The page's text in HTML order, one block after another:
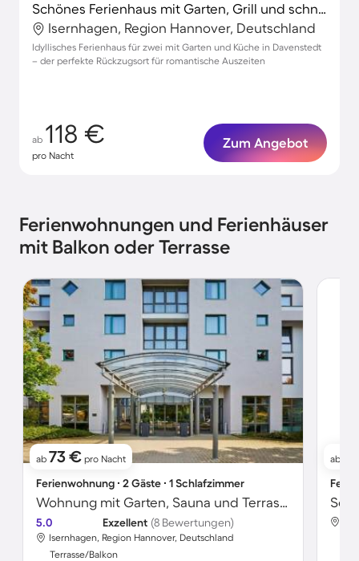
Schönes Ferienhaus mit Garten, Grill und schnellem Internet | Gartenblick | Ideal für Homeoffice
Isernhagen, Region Hannover, Deutschland
Idyllisches Ferienhaus für zwei mit Garten und Küche in Davenstedt
– der perfekte Rückzugsort für romantische Auszeiten
ab 118 €
pro Nacht
Zum Angebot
Ferienwohnungen und Ferienhäuser
mit Balkon oder Terrasse
ab 73 € pro Nacht
Ferienwohnung ∙ 2 Gäste ∙ 1 Schlafzimmer
Wohnung mit Garten, Sauna und Terrasse
5.0 Exzellent (8 Bewertungen)
Isernhagen, Region Hannover, Deutschland
Terrasse/Balkon
ab